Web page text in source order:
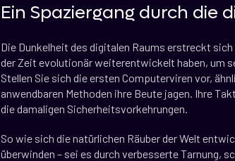
Ein Spaziergang durch die
Die Dunkelheit des digitalen Raums erstreckt
der Zeit evolutionär weiterentwickelt haben, um
Stellen Sie sich die ersten Computerviren vor,
anwendbaren Methoden ihre Beute jagen. Ihre
die damaligen Sicherheitsvorkehrungen.
So wie sich die natürlichen Räuber der Welt
überwinden – sei es durch verbesserte Tarnung,